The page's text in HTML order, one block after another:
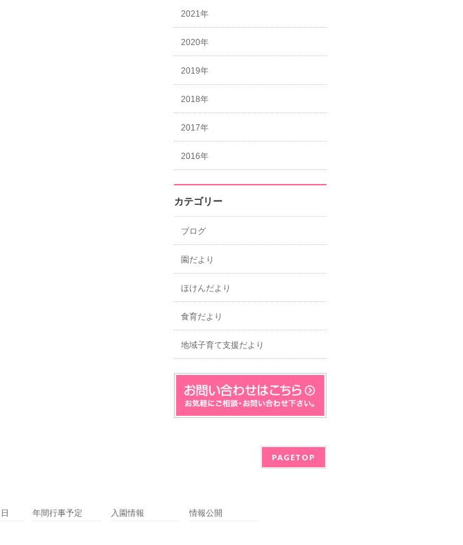
2021年
2020年
2019年
2018年
2017年
2016年
カテゴリー
ブログ
園だより
ほけんだより
食育だより
地域子育て支援だより
PAGETOP
年間行事予定 入園情報 情報公開